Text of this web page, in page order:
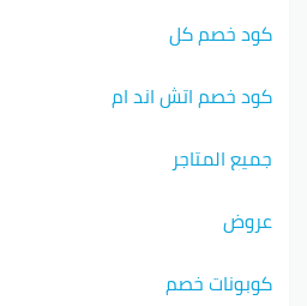
كود خصم كل
كود خصم اتش اند ام
جميع المتاجر
عروض
كوبونات خصم